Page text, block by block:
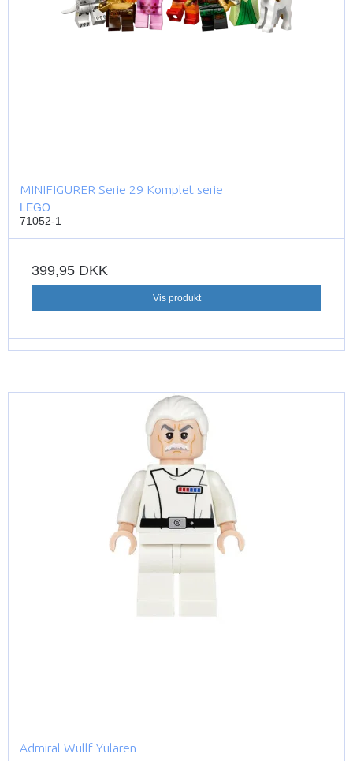
MINIFIGURER Serie 29 Komplet serie
LEGO
71052-1
399,95 DKK
Vis produkt
Admiral Wullf Yularen